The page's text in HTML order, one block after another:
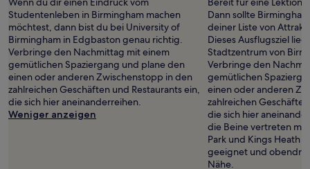
gelten.
Studentenleben in Birmingham machen
möchtest, dann bist du bei University of
Birmingham in Edgbaston genau richtig.
Verbringe den Nachmittag mit einem
gemütlichen Spaziergang und plane den
einen oder anderen Zwischenstopp in den
zahlreichen Geschäften und Restaurants ein,
die sich hier aneinanderreihen.
Weniger anzeigen
Dann sollte
deiner Liste von
Dieses Ausflugsziel
Stadtzentrum von
Verbringe den
gemütlichen
einen oder anderen
zahlreichen
die sich hier
die Beine vertreten
Park und Kings Heath
geeignet und
Nähe.